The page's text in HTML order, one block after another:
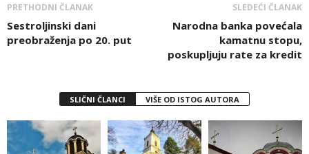
PRETHODNI ČLANAK
Sestroljinski dani
preobraženja po 20. put
SLEDEĆI ČLANAK
Narodna banka povećala
kamatnu stopu,
poskupljuju rate za kredit
SLIČNI ČLANCI VIŠE OD ISTOG AUTORA